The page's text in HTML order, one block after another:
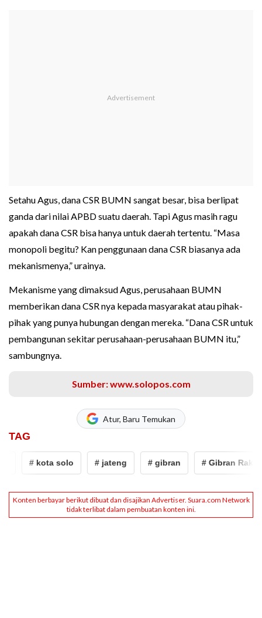
Setahu Agus, dana CSR BUMN sangat besar, bisa berlipat
ganda dari nilai APBD suatu daerah. Tapi Agus masih ragu
apakah dana CSR bisa hanya untuk daerah tertentu. “Masa
monopoli begitu? Kan penggunaan dana CSR biasanya ada
mekanismenya,” urainya.
Mekanisme yang dimaksud Agus, perusahaan BUMN
memberikan dana CSR nya kepada masyarakat atau pihak-
pihak yang punya hubungan dengan mereka. “Dana CSR untuk
pembangunan sekitar perusahaan-perusahaan BUMN itu,”
sambungnya.
Sumber: www.solopos.com
Atur, Baru Temukan
TAG
# kota solo # jateng # gibran # Gibran